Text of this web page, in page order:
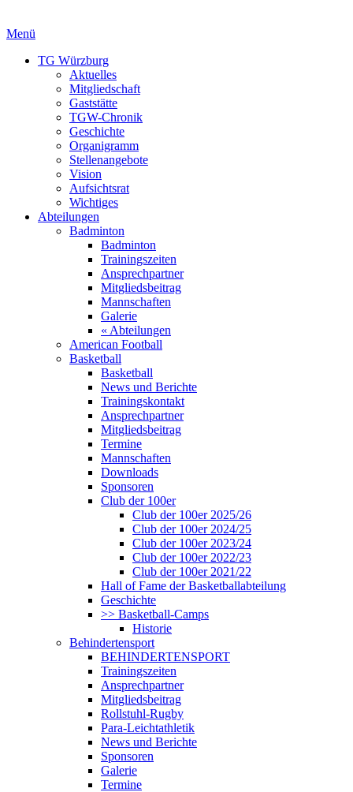
Menü
TG Würzburg
Aktuelles
Mitgliedschaft
Gaststätte
TGW-Chronik
Geschichte
Organigramm
Stellenangebote
Vision
Aufsichtsrat
Wichtiges
Abteilungen
Badminton
Badminton
Trainingszeiten
Ansprechpartner
Mitgliedsbeitrag
Mannschaften
Galerie
« Abteilungen
American Football
Basketball
Basketball
News und Berichte
Trainingskontakt
Ansprechpartner
Mitgliedsbeitrag
Termine
Mannschaften
Downloads
Sponsoren
Club der 100er
Club der 100er 2025/26
Club der 100er 2024/25
Club der 100er 2023/24
Club der 100er 2022/23
Club der 100er 2021/22
Hall of Fame der Basketballabteilung
Geschichte
>> Basketball-Camps
Historie
Behindertensport
BEHINDERTENSPORT
Trainingszeiten
Ansprechpartner
Mitgliedsbeitrag
Rollstuhl-Rugby
Para-Leichtathletik
News und Berichte
Sponsoren
Galerie
Termine